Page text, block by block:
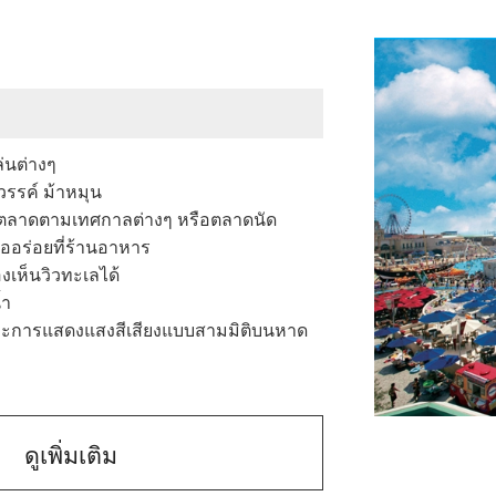
ต่างๆ
รรค์ ม้าหมุน
าดตามเทศกาลต่างๆ หรือตลาดนัด
อร่อยที่ร้านอาหาร
ห็นวิวทะเลได้
การแสดงแสงสีเสียงแบบสามมิติบนหาด
ดูเพิ่มเติม